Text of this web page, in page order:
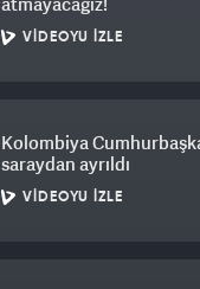
VIDEOYU İZLE
Kolombiya
saraydan ayrıldı
VIDEOYU İZLE